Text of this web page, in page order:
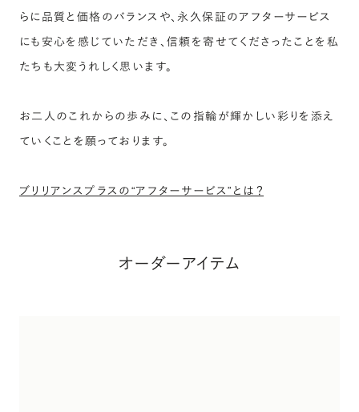
らに品質と価格のバランスや、永久保証のアフターサービス
にも安心を感じていただき、信頼を寄せてくださったことを私
たちも大変うれしく思います。
お二人のこれからの歩みに、この指輪が輝かしい彩りを添え
ていくことを願っております。
ブリリアンスプラスの“アフターサービス”とは？
オーダーアイテム